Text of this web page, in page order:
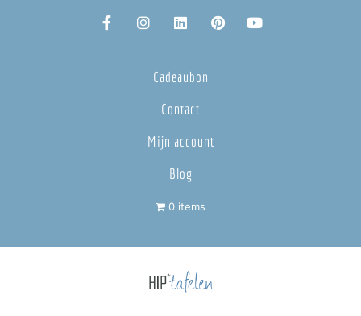
Cadeaubon
Contact
Mijn account
Blog
0 items